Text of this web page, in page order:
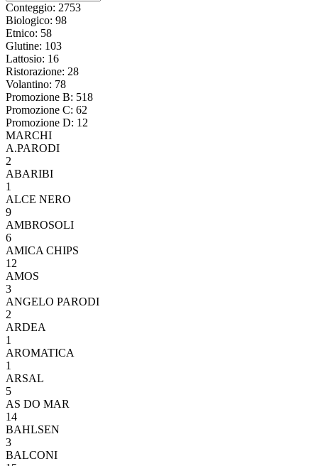
Conteggio: 2753
Biologico: 98
Etnico: 58
Glutine: 103
Lattosio: 16
Ristorazione: 28
Volantino: 78
Promozione B: 518
Promozione C: 62
Promozione D: 12
MARCHI
A.PARODI
2
ABARIBI
1
ALCE NERO
9
AMBROSOLI
6
AMICA CHIPS
12
AMOS
3
ANGELO PARODI
2
ARDEA
1
AROMATICA
1
ARSAL
5
AS DO MAR
14
BAHLSEN
3
BALCONI